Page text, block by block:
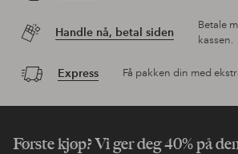
Handle nå, betal siden
Betale
kassen.
Express Få pakken din med
Første kjøp? Vi ger deg 40% på